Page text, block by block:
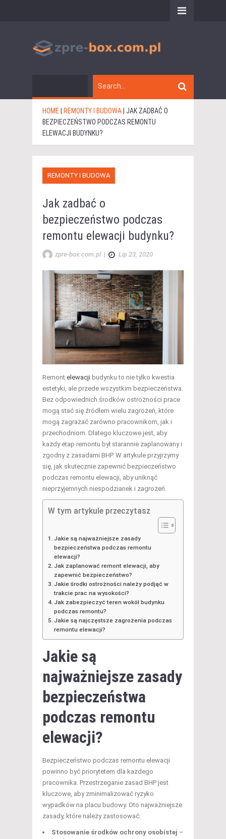
HOME REMONTY I BUDOWA JAK ZADBAĆ O
BEZPIECZEŃSTWO PODCZAS REMONTU
ELEWACJI BUDYNKU?
REMONTY I BUDOWA
Jak zadbać o
bezpieczeństwo podczas
remontu elewacji budynku?
zpre-box.com.pl | Lip 23, 2020
Remont elewacji budynku to nie tylko kwestia
estetyki, ale przede wszystkim bezpieczeństwa.
Bez odpowiednich środków ostrożności prace
mogą stać się źródłem wielu zagrożeń, które
mogą zagrażać zarówno pracownikom, jak i
przechodniom. Dlatego kluczowe jest, aby
każdy etap remontu był starannie zaplanowany i
zgodny z zasadami BHP. W artykule przyjrzymy
się, jak skutecznie zapewnić bezpieczeństwo
podczas remontu elewacji, aby uniknąć
nieprzyjemnych niespodzianek i zagrożeń.
W tym artykule przeczytasz
Jakie są najważniejsze zasady
bezpieczeństwa podczas remontu
elewacji?
Jak zaplanować remont elewacji, aby
zapewnić bezpieczeństwo?
Jakie środki ostrożności należy podjąć w
trakcie prac na wysokości?
Jak zabezpieczyć teren wokół budynku
podczas remontu?
Jakie są najczęstsze zagrożenia podczas
remontu elewacji?
Jakie są
najważniejsze zasady
bezpieczeństwa
podczas remontu
elewacji?
Bezpieczeństwo podczas remontu elewacji
powinno być priorytetem dla każdego
pracownika. Przestrzeganie zasad BHP jest
kluczowe, aby zminimalizować ryzyko
wypadków na placu budowy. Oto najważniejsze
zasady, które należy zastosować:
Stosowanie środków ochrony osobistej –